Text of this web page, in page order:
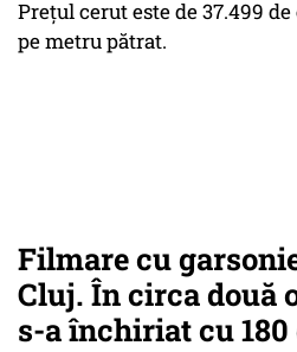
Preţul cerut este de 37.499
pe metru pătrat.
Filmare cu
Cluj. În circa două
s-a închiriat cu 180